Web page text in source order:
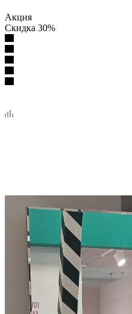
Акция
Скидка 30%